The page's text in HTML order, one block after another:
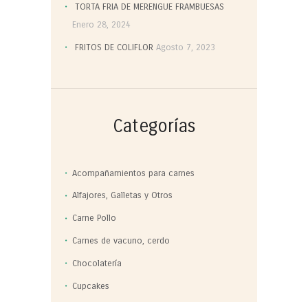
TORTA FRIA DE MERENGUE FRAMBUESAS
Enero 28, 2024
FRITOS DE COLIFLOR Agosto 7, 2023
Categorías
Acompañamientos para carnes
Alfajores, Galletas y Otros
Carne Pollo
Carnes de vacuno, cerdo
Chocolatería
Cupcakes